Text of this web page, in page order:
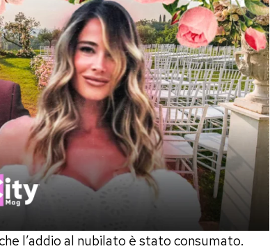
l’addio al nubilato è stato consumato.